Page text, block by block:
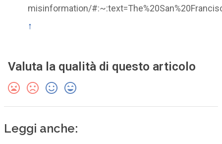
misinformation/
↑
Valuta la qualità di questo articolo
Leggi anche: